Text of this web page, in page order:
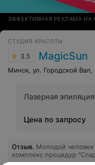
ЭФФЕКТИВНАЯ РЕКЛАМА НА
СТУДИЯ КРАСОТЫ
3.5 MagicSun
Минск, ул. Городской Вал,
Лазерная
Цена по запросу
Отзыв. Молодой человек
комплекс процедур
которого составляет